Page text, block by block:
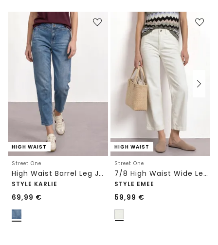
HIGH WAIST
Street One
High Waist Barrel Leg Jeans im Loose Fit
STYLE KARLIE
69,99 €
HIGH WAIST
Street One
7/8 High Waist Wide Leg Jeans im Loose Fit
STYLE EMEE
59,99 €